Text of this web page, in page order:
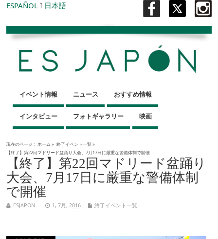
ESPAÑOL I 日本語
イベント情報 ニュース おすすめ情報
インタビュー フォトギャラリー 映画
現在のページ : ホーム » 終了イベント一覧»
【終了】第22回マドリード盆踊り大会、7月17日に厳重な警備体制で開催
【終了】第22回マドリード盆踊り
大会、7月17日に厳重な警備体制
で開催
ESJAPON 1, 7月, 2016 終了イベント一覧